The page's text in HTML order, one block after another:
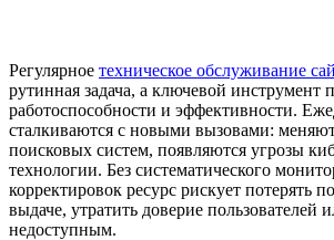
Регулярное техническое обслуживание
рутинная задача, а ключевой инструмент
работоспособности и эффективности.
сталкиваются с новыми вызовами:
поисковых систем, появляются угрозы
технологии. Без систематического
корректировок ресурс рискует потерять
выдаче, утратить доверие пользователей
недоступным.